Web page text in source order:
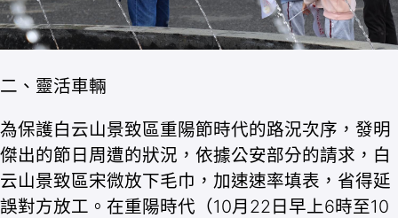
二、靈活車輛
為保護白云山景致區重陽節時代的路況次序，發明
傑出的節日周遭的狀況，依據公安部分的請求，白
云山景致區宋微放下毛巾，加速速率填表，省得延
誤對方放工。在重陽時代（10月22日早上6時至10